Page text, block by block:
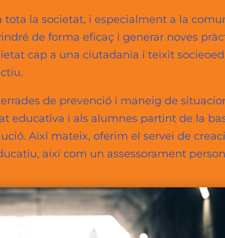
tota la societat, i especialment a la
de forma eficaç i generar noves
cap a una ciutadania i teixit
de prevenció i maneig de
educativa i als alumnes partint de la
Així mateix, oferim el servei de
així com un assessorament